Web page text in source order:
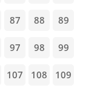
87 88 89
97 98 99
107 108 109